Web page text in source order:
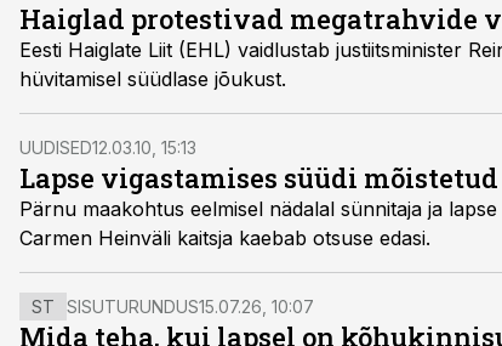
Haiglad protestivad megatrahvide
Eesti Haiglate Liit (EHL) vaidlustab justiitsminister Rein Langi plaani anda kohtule võimalus arvestada kahju
hüvitamisel süüdlase jõukust.
UUDISED12.03.10, 15:13
Lapse vigastamises süüdi
Pärnu maakohtus eelmisel nädalal sünnitaja ja lapse kogemata vigastamises süüdi mõistetud naistearsti
Carmen Heinväli kaitsja kaebab otsuse edasi.
ST SISUTURUNDUS15.07.26, 10:07
Mida teha, kui lapsel on